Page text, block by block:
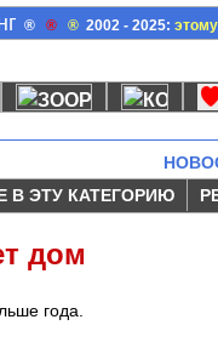
® ® ® 2002 - 2025:
В ЭТУ КАТЕГОРИЮ
дом
года.